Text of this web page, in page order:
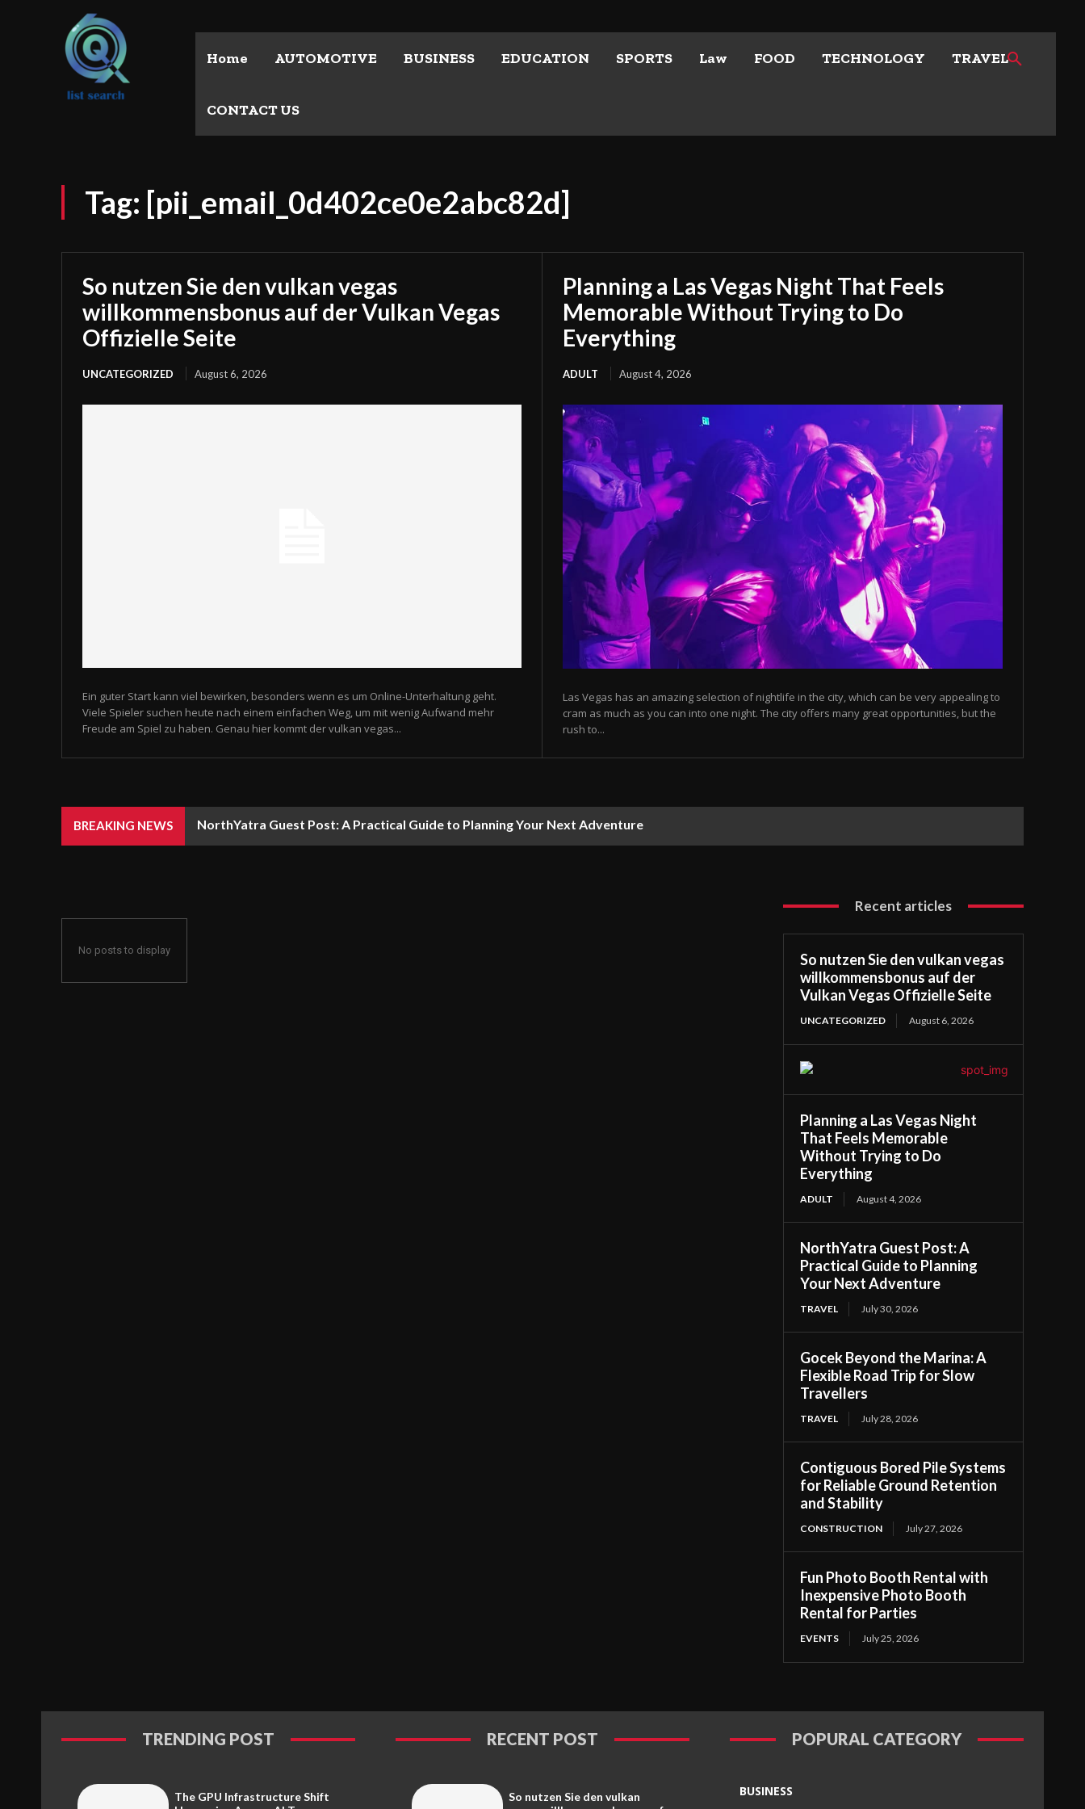
Home AUTOMOTIVE BUSINESS EDUCATION SPORTS Law FOOD TECHNOLOGY TRAVEL
CONTACT US
Tag: [pii_email_0d402ce0e2abc82d]
So nutzen Sie den vulkan vegas
willkommensbonus auf der Vulkan Vegas
Offizielle Seite
UNCATEGORIZED August 6, 2026
Ein guter Start kann viel bewirken, besonders wenn es um Online-Unterhaltung geht.
Viele Spieler suchen heute nach einem einfachen Weg, um mit wenig Aufwand mehr
Freude am Spiel zu haben. Genau hier kommt der vulkan vegas...
Planning a Las Vegas Night That Feels
Memorable Without Trying to Do
Everything
ADULT August 4, 2026
Las Vegas has an amazing selection of nightlife in the city, which can be very appealing to
cram as much as you can into one night. The city offers many great opportunities, but the
rush to...
BREAKING NEWS NorthYatra Guest Post: A Practical Guide to Planning Your Next Adventure
No posts to display
Recent articles
So nutzen Sie den vulkan vegas
willkommensbonus auf der
Vulkan Vegas Offizielle Seite
UNCATEGORIZED August 6, 2026
Planning a Las Vegas Night
That Feels Memorable
Without Trying to Do
Everything
ADULT August 4, 2026
NorthYatra Guest Post: A
Practical Guide to Planning
Your Next Adventure
TRAVEL July 30, 2026
Gocek Beyond the Marina: A
Flexible Road Trip for Slow
Travellers
TRAVEL July 28, 2026
Contiguous Bored Pile Systems
for Reliable Ground Retention
and Stability
CONSTRUCTION July 27, 2026
Fun Photo Booth Rental with
Inexpensive Photo Booth
Rental for Parties
EVENTS July 25, 2026
TRENDING POST
The GPU Infrastructure Shift
RECENT POST
So nutzen Sie den vulkan
POPURAL CATEGORY
BUSINESS